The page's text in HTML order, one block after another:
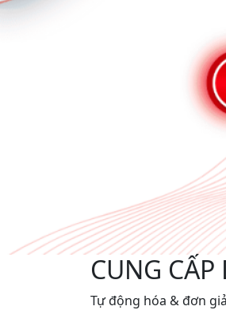
CUNG
Tự động hóa & đơn